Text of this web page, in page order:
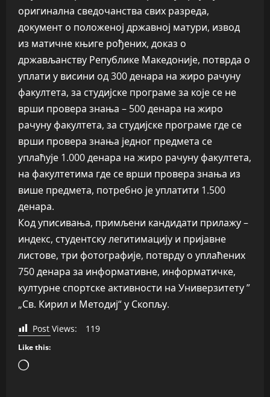
оригинална сведочанства свих разреда,
документ о положеној државној матури, извод
из матичне књиге рођених, доказ о
држављанству Републике Македоније, потврда о
уплати у висини од 300 денара на жиро рачуну
факултета, за студијске програме за које се не
врши провера знања – 500 денара на жиро
рачуну факултета, за студијске програме где се
врши провера знања једног предмета се
уплаћује 1.000 денара на жиро рачуну факултета,
на факултетима где се врши провера знања из
више предмета, потребно је уплатити 1.500
денара.
Код уписивања, примљени кандидати прилажу –
индекс, студентску легитимацију и пријавне
листове, три фотографије, потврду о уплаћених
750 денара за информативне, информатичке,
културне спортске активности на Универзитету ”
„Св. Кирил и Методиј“ у Скопљу.
Post Views: 119
Like this:
Loading…